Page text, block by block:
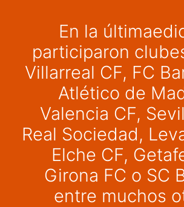
En la
participaron
Villarreal CF, FC
Atlético de
Valencia CF,
Real Sociedad,
Elche CF,
Girona FC o SC
entre muchos